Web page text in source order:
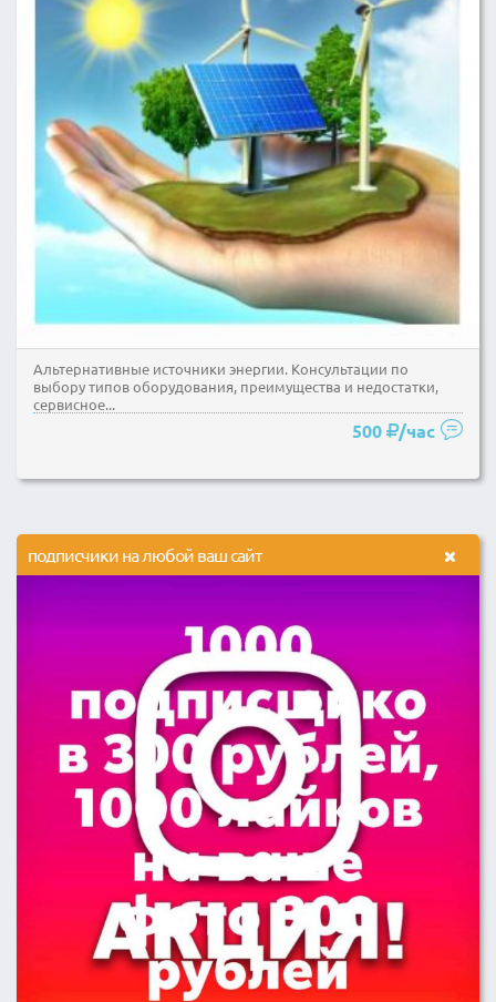
Альтернативные источники энергии. Консультации по
выбору типов оборудования, преимущества и недостатки,
сервисное...
500 /час
подписчики на любой ваш сайт